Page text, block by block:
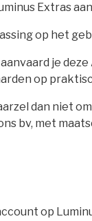
Extras
op het
je
op
dan niet
bv, met
op